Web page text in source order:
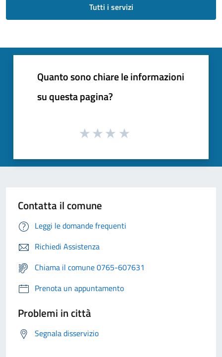
Tutti i servizi
Quanto sono chiare le informazioni
su questa pagina?
Contatta il comune
Leggi le domande frequenti
Richiedi Assistenza
Chiama il comune 0765-607631
Prenota un appuntamento
Problemi in città
Segnala disservizio